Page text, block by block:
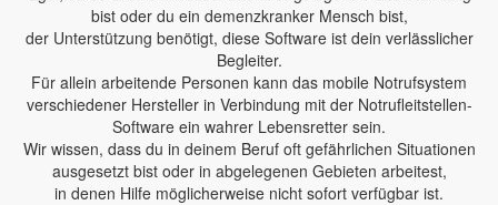
bist oder du ein demenzkranker Mensch bist,
der Unterstützung benötigt, diese Software ist dein verlässlicher
Begleiter.
Für allein arbeitende Personen kann das mobile Notrufsystem
verschiedener Hersteller in Verbindung mit der Notrufleitstellen-
Software ein wahrer Lebensretter sein.
Wir wissen, dass du in deinem Beruf oft gefährlichen Situationen
ausgesetzt bist oder in abgelegenen Gebieten arbeitest,
in denen Hilfe möglicherweise nicht sofort verfügbar ist.